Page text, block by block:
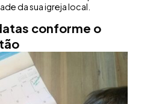
da sua igreja local.
conforme o